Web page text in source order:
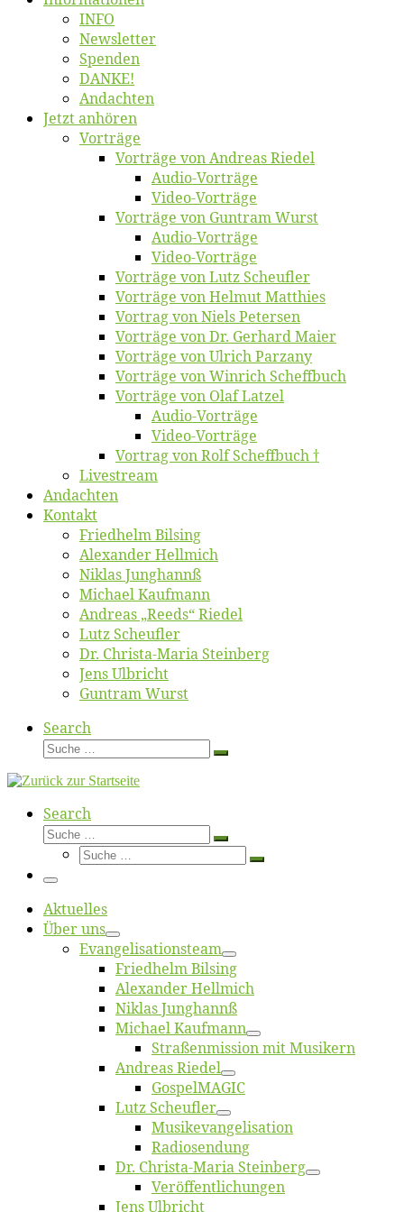
INFO
News­let­ter
Spen­den
DANKE!
An­dach­ten
Jetzt an­hö­ren
Vor­trä­ge
Vor­trä­ge von An­dre­as Riedel
Au­dio-Vor­trä­ge
Vi­deo-Vor­trä­ge
Vor­trä­ge von Gun­tram Wurst
Au­dio-Vor­trä­ge
Vi­deo-Vor­trä­ge
Vor­trä­ge von Lutz Scheufler
Vor­trä­ge von Hel­mut Matthies
Vor­trag von Niels Petersen
Vor­trä­ge von Dr. Ger­hard Maier
Vor­trä­ge von Ul­rich Parzany
Vor­trä­ge von Win­rich Scheffbuch
Vor­trä­ge von Olaf Latzel
Au­dio-Vor­trä­ge
Vi­deo-Vor­trä­ge
Vor­trag von Rolf Scheffbuch †
Live­stream
An­dach­ten
Kon­takt
Fried­helm Bilsing
Alex­an­der Hellmich
Ni­klas Junghannß
Mi­cha­el Kaufmann
An­dre­as „Reeds“ Riedel
Lutz Scheuf­ler
Dr. Chris­­ta-Ma­ria Steinberg
Jens Ulb­richt
Gun­tram Wurst
Search
Suche
Suche
Search
Suche
Suche
Suche
Suche
Menü
Ak­tu­el­les
Über uns
Evangelisa­tions­team
Fried­helm Bilsing
Alex­an­der Hellmich
Ni­klas Junghannß
Mi­cha­el Kaufmann
Straßenmis­sion mit Musikern
An­dre­as Riedel
Gos­pel­MA­GIC
Lutz Scheuf­ler
Musikevan­ge­li­sa­tion
Ra­dio­sen­dung
Dr. Chris­­ta-Ma­ria Steinberg
Ver­öf­fent­li­chun­gen
Jens Ulb­richt